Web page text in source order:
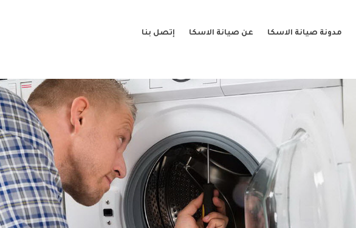
مدونة صيانة الاسكا عن صيانة الاسكا إتصل بنا